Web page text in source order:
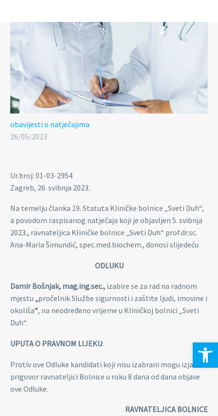
obavijesti o natječajima
26/05/2023
Ur.broj: 01-03-2954
Zagreb, 26. svibnja 2023.
Na temelju članka 19. Statuta Kliničke bolnice „Sveti Duh“,
a povodom raspisanog natječaja koji je objavljen 5. svibnja
2023., ravnateljica Kliničke bolnice „Sveti Duh“ prof.dr.sc.
Ana-Maria Šimundić, spec.med.biochem., donosi slijedeću
ODLUKU
Damir Bošnjak, mag.ing.sec., izabire se za rad na radnom
mjestu „pročelnik Službe sigurnosti i zaštite ljudi, imovine i
okoliša“, na neodređeno vrijeme u Kliničkoj bolnici „Sveti
Duh“.
UPUTA O PRAVNOM LIJEKU:
Protiv ove Odluke kandidati koji nisu izabrani mogu izjaviti
prigovor ravnateljici Bolnice u roku 8 dana od dana objave
ove Odluke.
RAVNATELJICA BOLNICE